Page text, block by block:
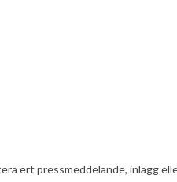
ert pressmeddelande,